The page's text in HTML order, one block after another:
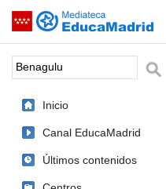
Saltar navegación
Palabra o frase:
Inicio
Canal EducaMadrid
Últimos contenidos